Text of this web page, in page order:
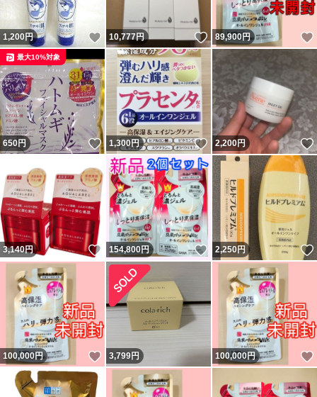
1,200円 いいね！
10,777円 いいね！
89,900円
650円 いいね！
最大10%対象
1,300円 いいね！
2,200円
3,140円 いいね！
154,800円 いいね！
2,250円
100,000円 いいね！
3,799円 100,000円